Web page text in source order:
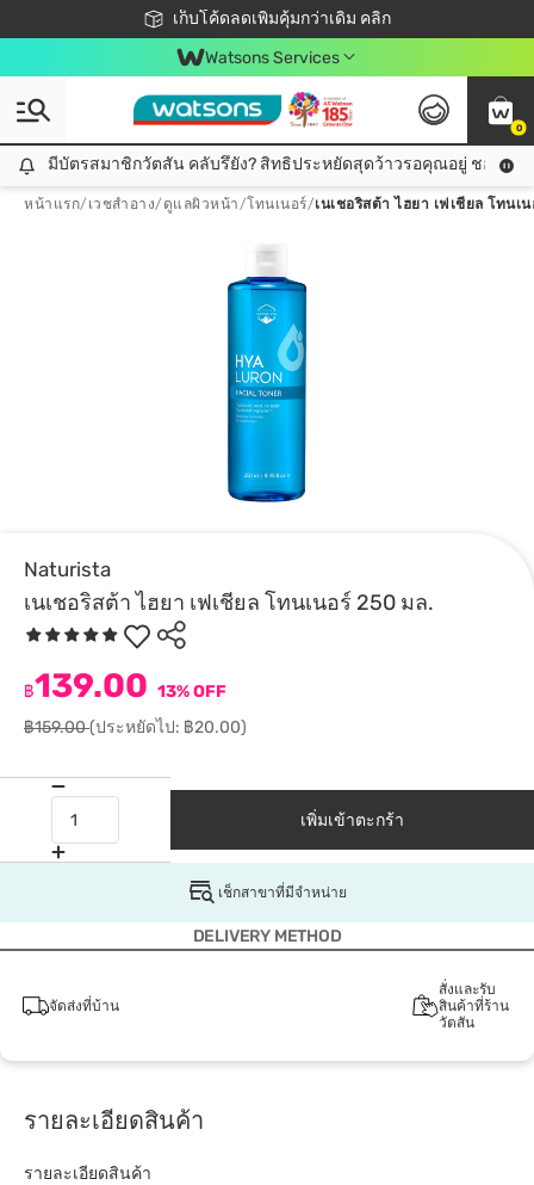
เก็บโค้ดลดเพิ่มคุ้มกว่าเดิม คลิก
ชอปออนไลน์ครั้งแรก ลดเพิ่มจุก ๆ 10%! 🎉
📦ส่งฟรี! เมื่อชอป 499฿
สมาชิกวัตสัน คลับดียังไง?
Watsons Services
0
มีบัตรสมาชิกวัตสัน คลับรึยัง? สิทธิประหยัดสุดว้าวรอคุณอยู่ ชอปคุ้มกว่าเดิม คลิก!
มีบัตรสมาชิกวัตสัน คลับรึยัง? สิทธิประหยัดสุดว้าวรอคุณอยู่ ชอปคุ้มก
หน้าแรก/ เวชสำอาง/ ดูแลผิวหน้า/โทนเนอร์/เนเชอริสต้า ไฮยา เฟเชียล โทนเ
Naturista
เนเชอริสต้า ไฮยา เฟเชียล โทนเนอร์ 250 มล.
฿139.00 13% OFF
฿159.00(ประหยัดไป: ฿20.00)
เพิ่มเข้าตะกร้า
เช็กสาขาที่มีจำหน่าย
DELIVERY METHOD
จัดส่งที่บ้าน
สั่งและรับ
สินค้าที่ร้าน
วัตสัน
รายละเอียดสินค้า
รายละเอียดสินค้า